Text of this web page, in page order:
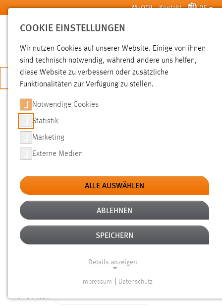
Zum Hauptinhalt springen MyOTH Kontakt DE
SUCHE
JETZT BEWERBEN
SUCHE
FILTER
Typ
Erstellungsdatum
Alter
Aktive Filter:
COOKIE EINSTELLUNGEN
Wir nutzen Cookies auf unserer Website. Einige von ihnen
sind technisch notwendig, während andere uns helfen,
diese Website zu verbessern oder zusätzliche
Funktionalitäten zur Verfügung zu stellen.
Notwendige Cookies
Statistik
Marketing
Externe Medien
ALLE AUSWÄHLEN
ABLEHNEN
SPEICHERN
Details anzeigen
Impressum Datenschutz